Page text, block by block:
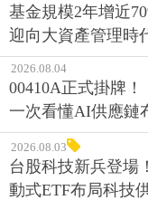
基金規模2年增近
迎向大資產管理時
2026.08.04
00410A正式掛牌
一次看懂AI供應鏈
2026.08.03
台股科技新兵登場
動式ETF布局科技